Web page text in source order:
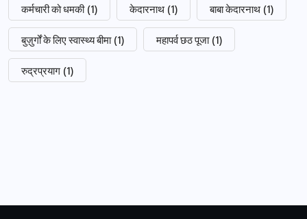
कर्मचारी को धमकी (1) केदारनाथ (1) बाबा केदारनाथ (1)
बुज़ुर्गों के लिए स्वास्थ्य बीमा (1) महापर्व छठ पूजा (1)
रुद्रप्रयाग (1)